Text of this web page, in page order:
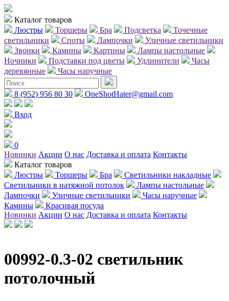
Каталог товаров
Люстры
Торшеры Бра Подсветка
Точечные
светильники
Споты Лампочки
Уличные светильники
Звонки
Камины Картины
Лампы настольные
Ночники
Подставки под цветы Удлинители
Часы
деревянные
Часы наручные
8 (952) 956 80 30 OneShotHater@gmail.com
Вход
0
Новинки Акции О нас Доставка и оплата Контакты
Каталог товаров
Люстры
Торшеры Бра
Светильники накладные
Светильники в натяжной потолок
Лампы настольные
Лампочки
Уличные светильники
Часы наручные
Камины
Красивая посуда
Новинки Акции О нас Доставка и оплата Контакты
00992-0.3-02 светильник
потолочный